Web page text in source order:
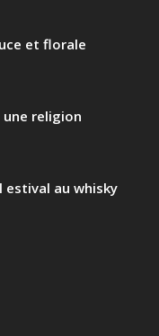
et florale
une religion
estival au whisky